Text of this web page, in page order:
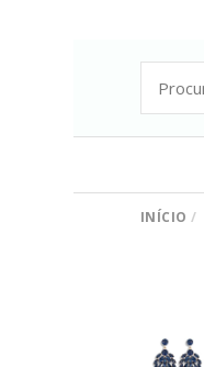
INÍCIO